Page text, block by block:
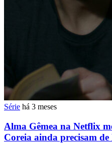
Série há 3 meses
Alma Gêmea na Netflix
Coreia ainda precisam